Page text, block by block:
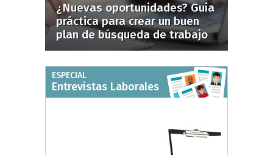
¿Nuevas oportunidades? Guía
práctica para crear un buen
plan de búsqueda de trabajo
ESPECIAL
Entrevistas Laborales